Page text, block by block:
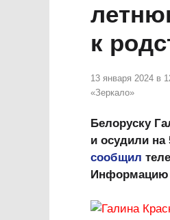
к
13 января 2024 в
«Зеркало»
Белоруску
и осудили на
сообщил
Информацию